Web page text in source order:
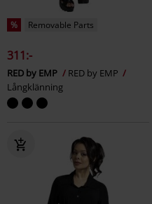
% Removable Parts
311:-
RED by EMP
RED by EMP
Långklänning